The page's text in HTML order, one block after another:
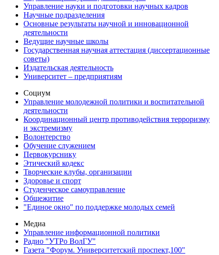
Управление науки и подготовки научных кадров
Научные подразделения
Основные результаты научной и инновационной
деятельности
Ведущие научные школы
Государственная научная аттестация (диссертационные
советы)
Издательская деятельность
Университет – предприятиям
Социум
Управление молодежной политики и воспитательной
деятельности
Координационный центр противодействия терроризму
и экстремизму
Волонтерство
Обучение служением
Первокурснику
Этический кодекс
Творческие клубы, организации
Здоровье и спорт
Студенческое самоуправление
Общежитие
"Единое окно" по поддержке молодых семей
Медиа
Управление информационной политики
Радио "УТРо ВолГУ"
Газета "Форум. Университетский проспект,100"